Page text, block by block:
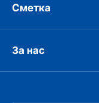
Сметка
За нас